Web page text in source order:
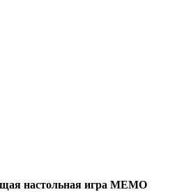
настольная игра МЕМО